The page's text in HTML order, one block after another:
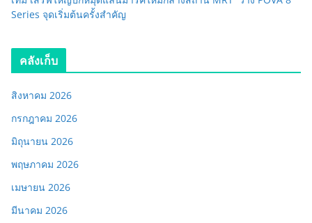
Series จุดเริ่มต้นครั้งสำคัญ
คลังเก็บ
สิงหาคม 2026
กรกฎาคม 2026
มิถุนายน 2026
พฤษภาคม 2026
เมษายน 2026
มีนาคม 2026